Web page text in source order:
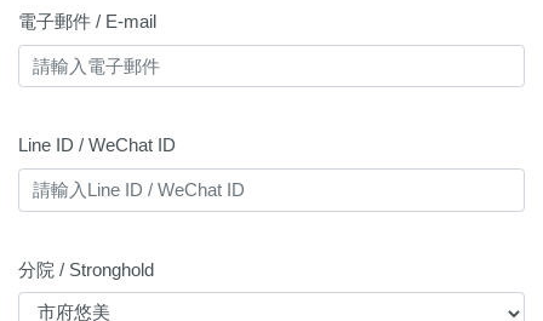
電子郵件 / E-mail
Line ID / WeChat ID
分院 / Stronghold